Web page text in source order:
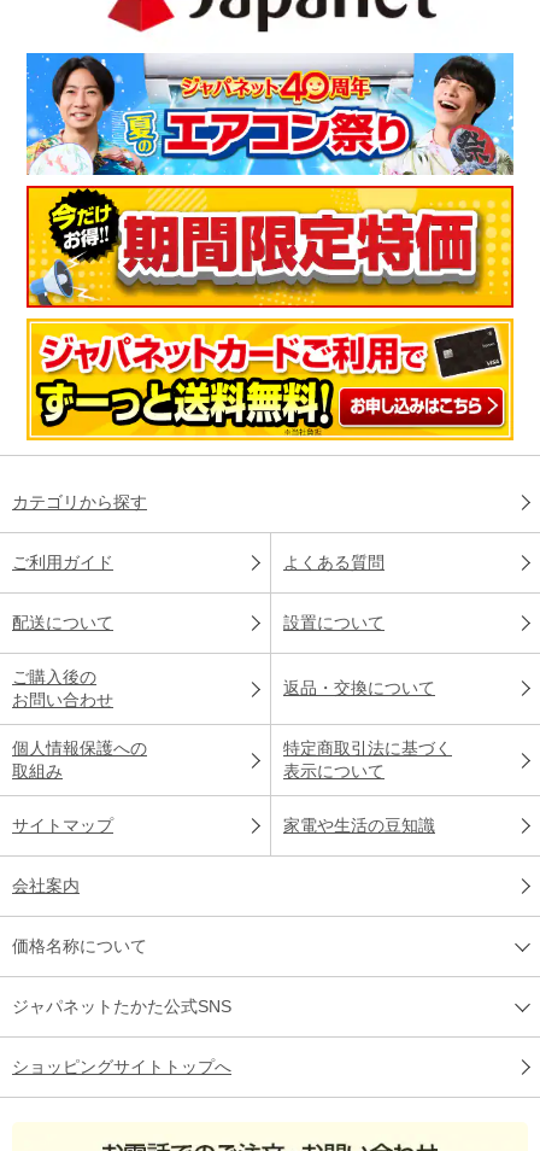
カテゴリから探す
ご利用ガイド よくある質問
配送について 設置について
ご購入後の
お問い合わせ
返品・交換について
個人情報保護への
取組み
特定商取引法に基づく
表示について
サイトマップ 家電や生活の豆知識
会社案内
価格名称について
ジャパネットたかた公式SNS
ショッピングサイトトップへ